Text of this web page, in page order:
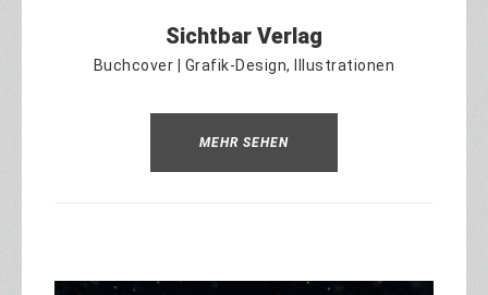
Sichtbar Verlag
Buchcover | Grafik-Design, Illustrationen
MEHR SEHEN